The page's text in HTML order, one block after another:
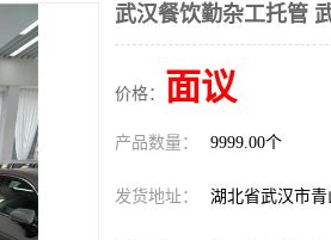
武汉餐饮勤杂工托管
价格： 面议
产品数量： 9999.00个
发货地址： 湖北省武汉市